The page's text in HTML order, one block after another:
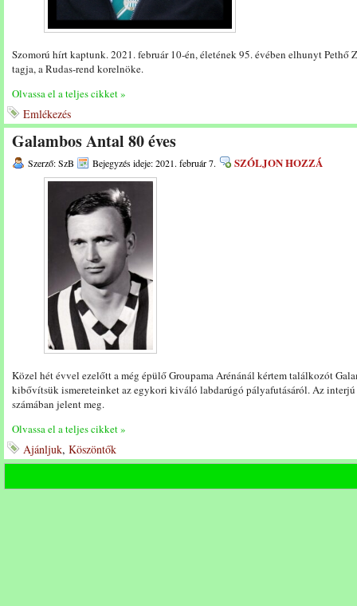
Szomorú hírt kaptunk. 2021. február 10-én, életének 95. évében elhunyt Pethő
tagja, a Rudas-rend korelnöke.
Olvassa el a teljes cikket »
Emlékezés
Galambos Antal 80 éves
Szerző: SzB Bejegyzés ideje: 2021. február 7. SZÓLJON HOZZÁ
Közel hét évvel ezelőtt a még épülő Groupama Arénánál kértem találkozót
kibővítsük ismereteinket az egykori kiváló labdarúgó pályafutásáról. Az
számában jelent meg.
Olvassa el a teljes cikket »
Ajánljuk, Köszöntők